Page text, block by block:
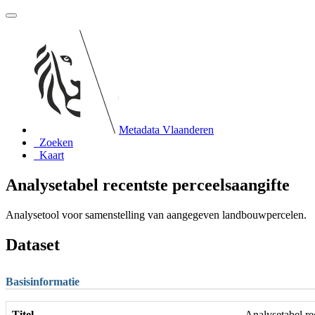
Metadata Vlaanderen
Zoeken
Kaart
Analysetabel recentste perceelsaangifte
Analysetool voor samenstelling van aangegeven landbouwpercelen.
Dataset
Basisinformatie